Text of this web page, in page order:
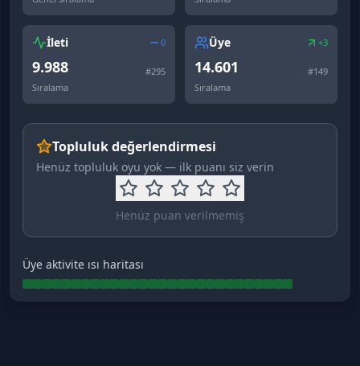
İleti 0
9.988 #295
Sıralama
Üye +3
14.601 #149
Sıralama
Topluluk değerlendirmesi
Henüz topluluk oyu yok — ilk puanı siz verin
Henüz puan verilmemiş
Üye aktivite ısı haritası